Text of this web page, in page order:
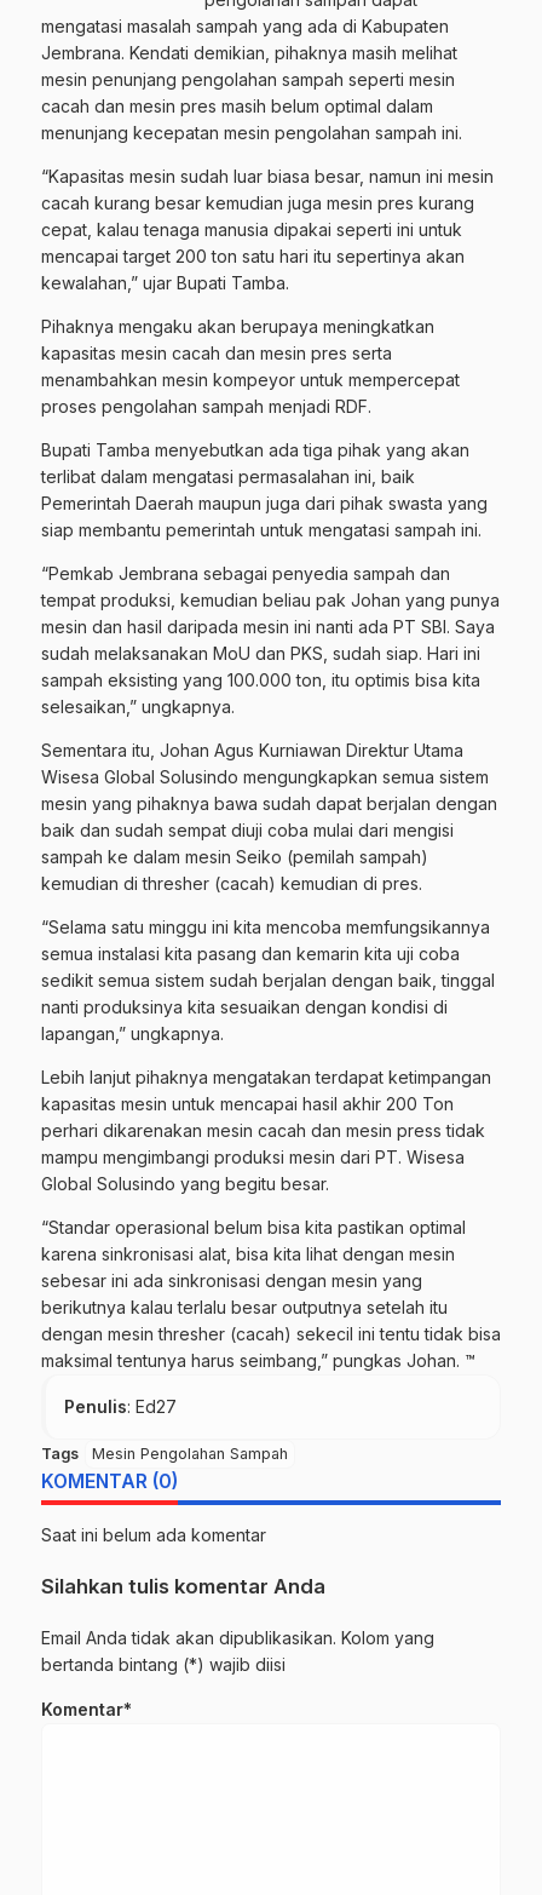
mengatasi masalah sampah yang ada di Kabupaten
Jembrana. Kendati demikian, pihaknya masih melihat
mesin penunjang pengolahan sampah seperti mesin
cacah dan mesin pres masih belum optimal dalam
menunjang kecepatan mesin pengolahan sampah ini.
“Kapasitas mesin sudah luar biasa besar, namun ini mesin
cacah kurang besar kemudian juga mesin pres kurang
cepat, kalau tenaga manusia dipakai seperti ini untuk
mencapai target 200 ton satu hari itu sepertinya akan
kewalahan,” ujar Bupati Tamba.
Pihaknya mengaku akan berupaya meningkatkan
kapasitas mesin cacah dan mesin pres serta
menambahkan mesin kompeyor untuk mempercepat
proses pengolahan sampah menjadi RDF.
Bupati Tamba menyebutkan ada tiga pihak yang akan
terlibat dalam mengatasi permasalahan ini, baik
Pemerintah Daerah maupun juga dari pihak swasta yang
siap membantu pemerintah untuk mengatasi sampah ini.
“Pemkab Jembrana sebagai penyedia sampah dan
tempat produksi, kemudian beliau pak Johan yang punya
mesin dan hasil daripada mesin ini nanti ada PT SBI. Saya
sudah melaksanakan MoU dan PKS, sudah siap. Hari ini
sampah eksisting yang 100.000 ton, itu optimis bisa kita
selesaikan,” ungkapnya.
Sementara itu, Johan Agus Kurniawan Direktur Utama
Wisesa Global Solusindo mengungkapkan semua sistem
mesin yang pihaknya bawa sudah dapat berjalan dengan
baik dan sudah sempat diuji coba mulai dari mengisi
sampah ke dalam mesin Seiko (pemilah sampah)
kemudian di thresher (cacah) kemudian di pres.
“Selama satu minggu ini kita mencoba memfungsikannya
semua instalasi kita pasang dan kemarin kita uji coba
sedikit semua sistem sudah berjalan dengan baik, tinggal
nanti produksinya kita sesuaikan dengan kondisi di
lapangan,” ungkapnya.
Lebih lanjut pihaknya mengatakan terdapat ketimpangan
kapasitas mesin untuk mencapai hasil akhir 200 Ton
perhari dikarenakan mesin cacah dan mesin press tidak
mampu mengimbangi produksi mesin dari PT. Wisesa
Global Solusindo yang begitu besar.
“Standar operasional belum bisa kita pastikan optimal
karena sinkronisasi alat, bisa kita lihat dengan mesin
sebesar ini ada sinkronisasi dengan mesin yang
berikutnya kalau terlalu besar outputnya setelah itu
dengan mesin thresher (cacah) sekecil ini tentu tidak bisa
maksimal tentunya harus seimbang,” pungkas Johan. ™
Penulis: Ed27
Tags Mesin Pengolahan Sampah
KOMENTAR (0)
Saat ini belum ada komentar
Silahkan tulis komentar Anda
Email Anda tidak akan dipublikasikan. Kolom yang
bertanda bintang (*) wajib diisi
Komentar*